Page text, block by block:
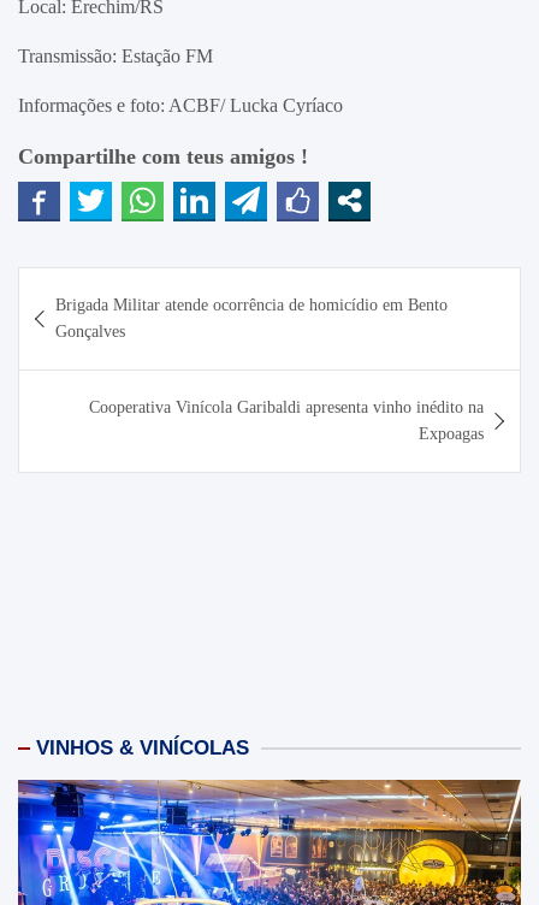
Local: Erechim/RS
Transmissão: Estação FM
Informações e foto: ACBF/ Lucka Cyríaco
Compartilhe com teus amigos !
de
Post
Brigada Militar atende ocorrência de homicídio em Bento
Gonçalves
Cooperativa Vinícola Garibaldi apresenta vinho inédito na
Expoagas
VINHOS & VINÍCOLAS